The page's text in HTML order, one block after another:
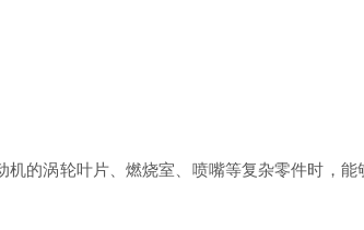
的涡轮叶片、燃烧室、喷嘴等复杂零件时，